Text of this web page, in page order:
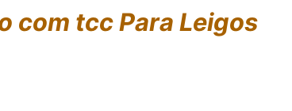
com tcc Para Leigos